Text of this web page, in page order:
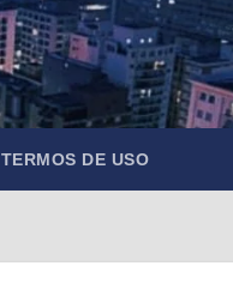
TERMOS DE USO